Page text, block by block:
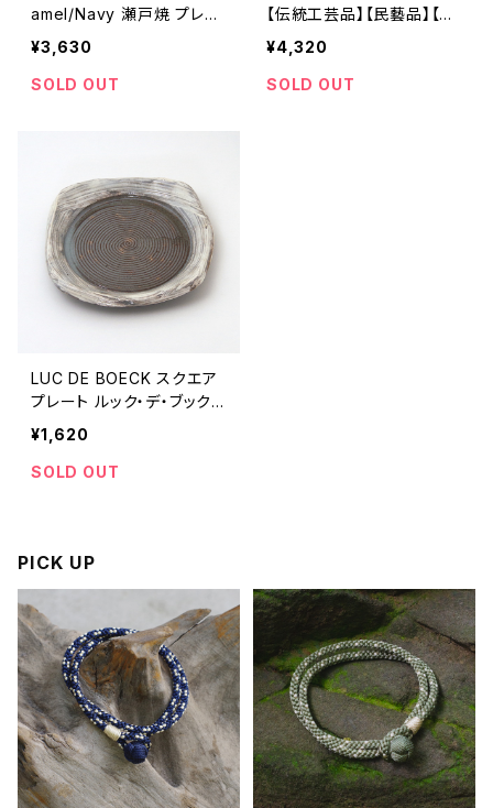
amel/Navy 瀬戸焼 プレー
ト 楕円皿【オーブン可】【エ
ムエムヨシハシ】【伝統工芸
品】【民藝品】【ギフト プレゼ
¥3,630
SOLD OUT
【伝統工芸品】【民藝品】【ギ
フト プレゼント】【父の日 お
誕生日】
¥4,320
SOLD OUT
LUC DE BOECK スクエア
プレート ルック・デ・ブック
京焼【伝統工芸品】【民藝
品】【ギフト プレゼント】【父
の日 お誕生日】
¥1,620
SOLD OUT
PICK UP